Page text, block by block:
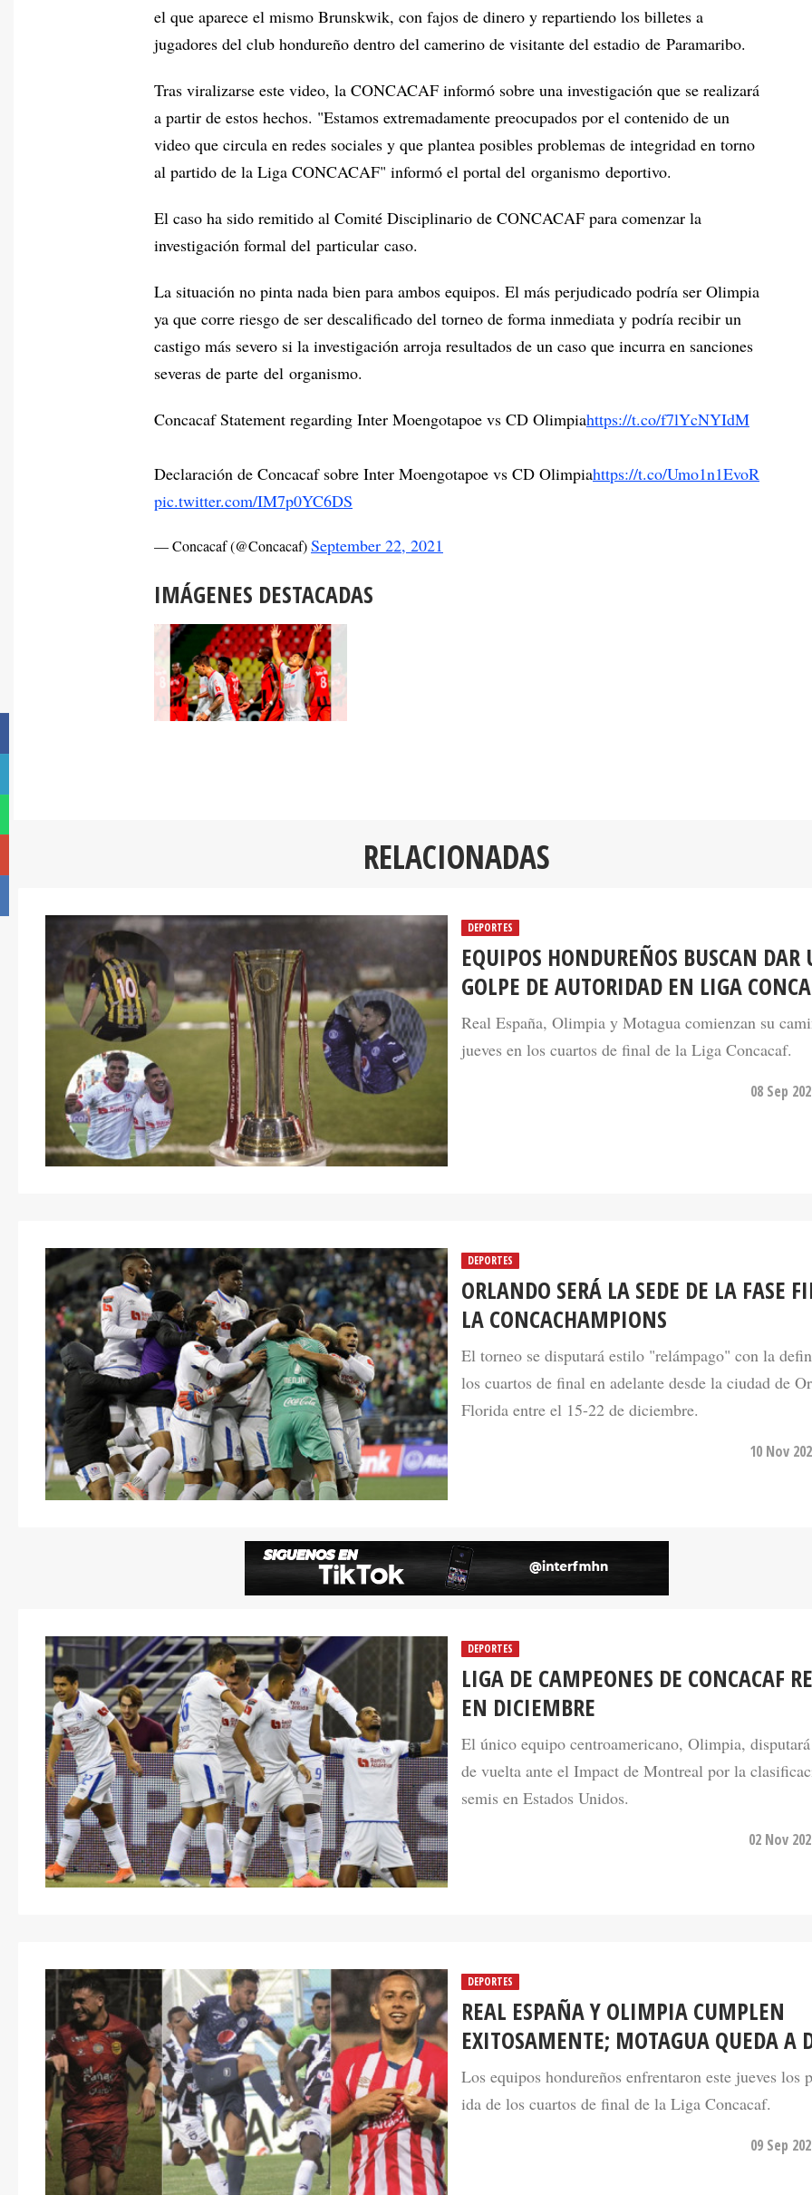
el que aparece el mismo Brunskwik, con fajos de dinero y repartiendo los billetes a
jugadores del club hondureño dentro del camerino de visitante del estadio de Paramaribo.
Tras viralizarse este video, la CONCACAF informó sobre una investigación que se realizará
a partir de estos hechos. "Estamos extremadamente preocupados por el contenido de un
video que circula en redes sociales y que plantea posibles problemas de integridad en torno
al partido de la Liga CONCACAF" informó el portal del organismo deportivo.
El caso ha sido remitido al Comité Disciplinario de CONCACAF para comenzar la
investigación formal del particular caso.
La situación no pinta nada bien para ambos equipos. El más perjudicado podría ser Olimpia
ya que corre riesgo de ser descalificado del torneo de forma inmediata y podría recibir un
castigo más severo si la investigación arroja resultados de un caso que incurra en sanciones
severas de parte del organismo.
Concacaf Statement regarding Inter Moengotapoe vs CD Olimpiahttps://t.co/f7lYcNYIdM
Declaración de Concacaf sobre Inter Moengotapoe vs CD Olimpiahttps://t.co/Umo1n1EvoR
pic.twitter.com/IM7p0YC6DS
— Concacaf (@Concacaf)September 22, 2021
IMÁGENES DESTACADAS
RELACIONADAS
DEPORTES
EQUIPOS HONDUREÑOS BUSCAN DAR
GOLPE DE AUTORIDAD EN LIGA
Real España, Olimpia y Motagua comienzan su
jueves en los cuartos de final de la Liga Concacaf.
08 Sep
DEPORTES
ORLANDO SERÁ LA SEDE DE LA FASE
LA CONCACHAMPIONS
El torneo se disputará estilo "relámpago" con la
los cuartos de final en adelante desde la ciudad de
Florida entre el 15-22 de diciembre.
10 Nov
LIGA DE CAMPEONES DE CONCACAF
EN DICIEMBRE
El único equipo centroamericano, Olimpia,
de vuelta ante el Impact de Montreal por la
semis en Estados Unidos.
REAL ESPAÑA Y OLIMPIA CUMPLEN
EXITOSAMENTE; MOTAGUA QUEDA A
Los equipos hondureños enfrentaron este jueves los
ida de los cuartos de final de la Liga Concacaf.
09 Sep